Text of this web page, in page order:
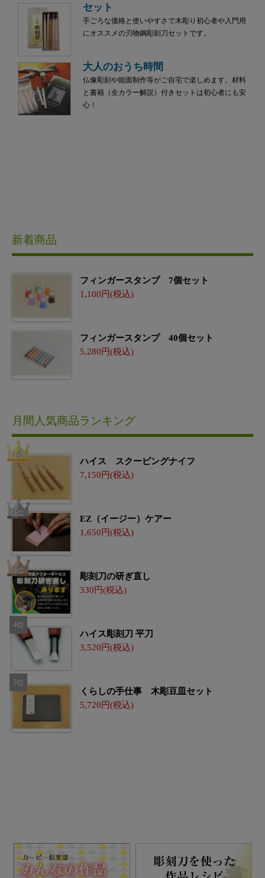
セット
手ごろな価格と使いやすさで木彫り初心者や入門用
にオススメの刃物鋼彫刻刀セットです。
大人のおうち時間
仏像彫刻や能面制作等がご自宅で楽しめます。材料
と書籍（全カラー解説）付きセットは初心者にも安
心！
新着商品
フィンガースタンプ 7個セット
1,100
フィンガースタンプ 40個セット
5,280
月間人気商品ランキング
ハイス スクーピングナイフ
7,150
EZ（イージー）ケアー
1,650
彫刻刀の研ぎ直し
330
ハイス彫刻刀 平刀
3,520
くらしの手仕事 木彫豆皿セット
5,720